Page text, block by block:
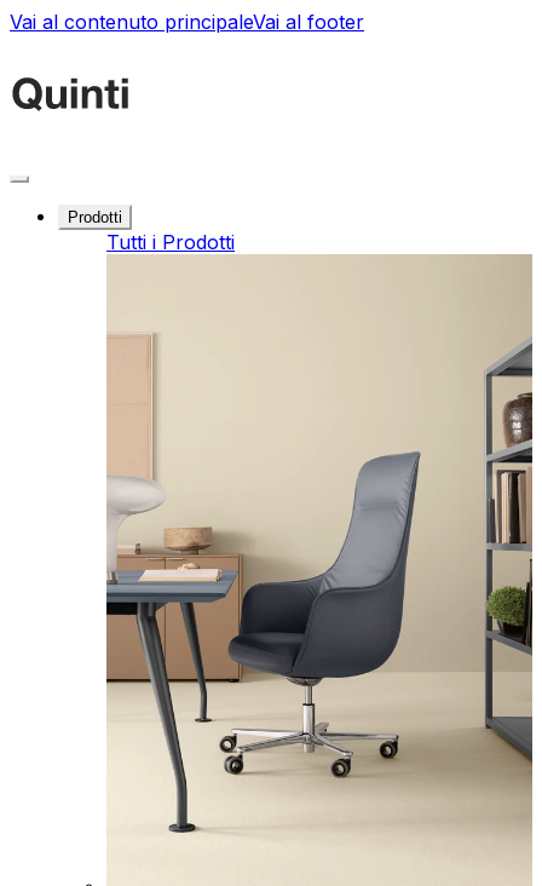
Vai al contenuto principaleVai al footer
Prodotti
Tutti i Prodotti